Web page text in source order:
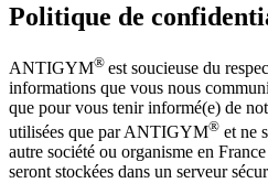
Politique de
ANTIGYM® est soucieuse du
informations que vous nous
que pour vous tenir informé(e) de
utilisées que par ANTIGYM® et ne
autre société ou organisme en
seront stockées dans un serveur